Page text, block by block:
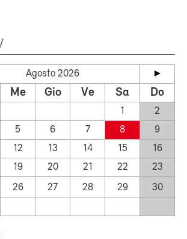
Agosto 2026
Me Gio Ve Sa Do
1
2
5 6 7 8
9
12 13 14 15
16
19 20 21 22
23
26 27 28 29
30